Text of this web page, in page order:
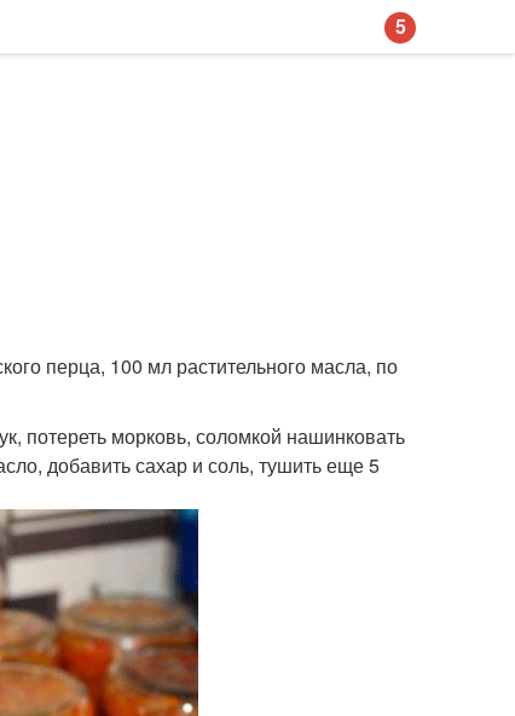
перца, 100 мл растительного масла, по
потереть морковь, соломкой нашинковать
добавить сахар и соль, тушить еще 5
5